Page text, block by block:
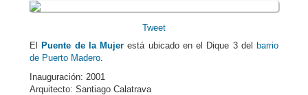
Tweet
El
Puente de la Mujer está ubicado en el Dique 3 del
barrio
de Puerto Madero.
Inauguración: 2001
Arquitecto: Santiago Calatrava